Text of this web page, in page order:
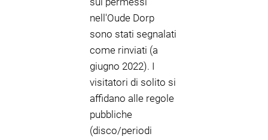
nell'Oude Dorp
sono stati segnalati
come rinviati (a
giugno 2022). I
visitatori di solito si
affidano alle regole
pubbliche
(disco/periodi